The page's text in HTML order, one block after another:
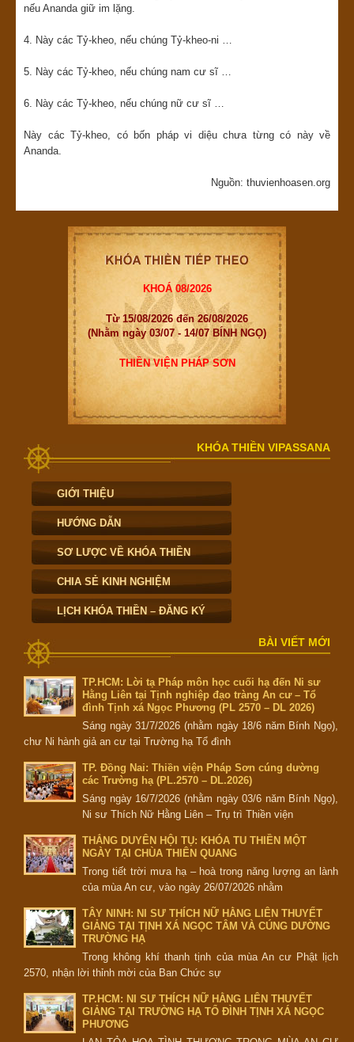
nếu Ananda giữ im lặng.
4. Này các Tỷ-kheo, nếu chúng Tỷ-kheo-ni …
5. Này các Tỷ-kheo, nếu chúng nam cư sĩ …
6. Này các Tỷ-kheo, nếu chúng nữ cư sĩ …
Này các Tỷ-kheo, có bốn pháp vi diệu chưa từng có này về
Ananda.
Nguồn: thuvienhoasen.org
KHOÁ 08/2026
Từ 15/08/2026 đến 26/08/2026
(Nhằm ngày 03/07 - 14/07 BÍNH NGỌ)
THIỀN VIỆN PHÁP SƠN
KHÓA THIỀN VIPASSANA
GIỚI THIỆU
HƯỚNG DẪN
SƠ LƯỢC VỀ KHÓA THIỀN
CHIA SẺ KINH NGHIỆM
LỊCH KHÓA THIỀN – ĐĂNG KÝ
BÀI VIẾT MỚI
TP.HCM: Lời tạ Pháp môn học cuối hạ đến Ni sư
Hằng Liên tại Tịnh nghiệp đạo tràng An cư – Tổ
đình Tịnh xá Ngọc Phương (PL 2570 – DL 2026)
Sáng ngày 31/7/2026 (nhằm ngày 18/6 năm Bính Ngọ),
chư Ni hành giả an cư tại Trường hạ Tổ đình
TP. Đồng Nai: Thiền viện Pháp Sơn cúng dường
các Trường hạ (PL.2570 – DL.2026)
Sáng ngày 16/7/2026 (nhằm ngày 03/6 năm Bính Ngọ),
Ni sư Thích Nữ Hằng Liên – Trụ trì Thiền viện
THẮNG DUYÊN HỘI TỤ: KHÓA TU THIỀN MỘT
NGÀY TẠI CHÙA THIÊN QUANG
Trong tiết trời mưa hạ – hoà trong năng lượng an lành
của mùa An cư, vào ngày 26/07/2026 nhằm
TÂY NINH: NI SƯ THÍCH NỮ HẰNG LIÊN THUYẾT
GIẢNG TẠI TỊNH XÁ NGỌC TÂM VÀ CÚNG DƯỜNG
TRƯỜNG HẠ
Trong không khí thanh tịnh của mùa An cư Phật lịch
2570, nhận lời thỉnh mời của Ban Chức sự
TP.HCM: NI SƯ THÍCH NỮ HẰNG LIÊN THUYẾT
GIẢNG TẠI TRƯỜNG HẠ TỔ ĐÌNH TỊNH XÁ NGỌC
PHƯƠNG